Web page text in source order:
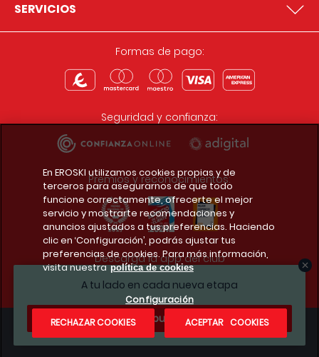
A tu lado en cada nueva etapa
¿Te apuntas?
SERVICIOS
Formas de pago:
Seguridad y confianza:
Premios y reconocimientos:
Descarga la app del club
Condiciones legales
En EROSKI utilizamos cookies propias y de
terceros para asegurarnos de que todo
funcione correctamente, ofrecerte el mejor
servicio y mostrarte recomendaciones y
anuncios ajustados a tus preferencias. Haciendo
clic en ‘Configuración’, podrás ajustar tus
preferencias de cookies. Para más información,
visita nuestra política de cookies
Configuración
RECHAZAR COOKIES
ACEPTAR COOKIES